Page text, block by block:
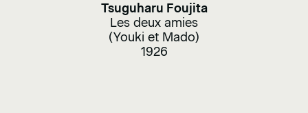
Tsuguharu Foujita
Les deux amies
(Youki et Mado)
1926